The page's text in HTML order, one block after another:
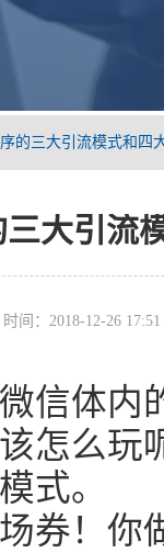
的三大引流模式和四
大引流
时间：2018-12-26
信体内
怎么玩
式。
券！你